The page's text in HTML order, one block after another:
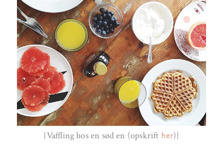
{Vaffling hos en sød en (opskrift her)}